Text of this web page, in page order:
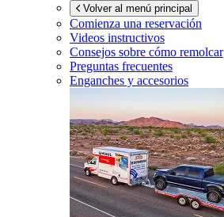
Volver al menú principal
Comienza una reservación
Videos instructivos
Consejos sobre cómo remolcar
Preguntas frecuentes
Enganches y accesorios